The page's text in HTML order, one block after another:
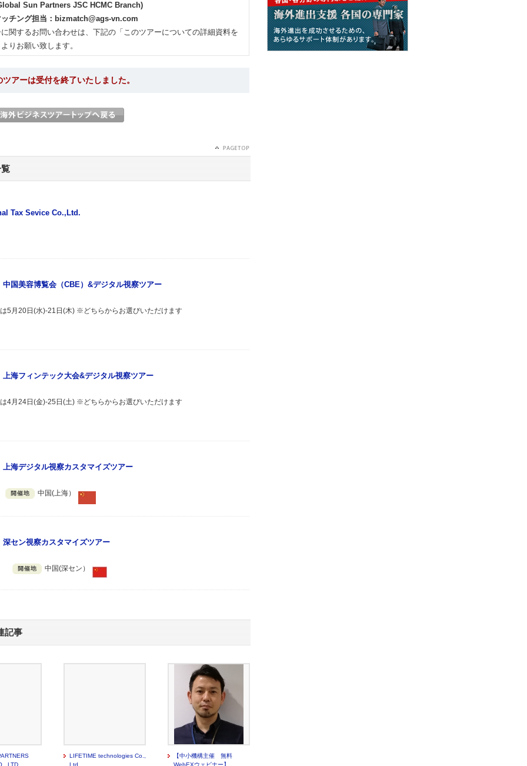
Sun Partners JSC HCMC Branch)
ッチング担当：bizmatch@ags-vn.com
関するお問い合わせは、下記の「このツアーについての詳細資料を
りお願い致します。
アーは受付を終了いたしました。
Tax Sevice Co.,Ltd.
国美容博覧会（CBE）&デジタル視察ツアー
5月20日(水)-21日(木) ※どちらからお選びいただけます
海フィンテック大会&デジタル視察ツアー
4月24日(金)-25日(土) ※どちらからお選びいただけます
海デジタル視察カスタマイズツアー
中国(上海）
セン視察カスタマイズツアー
中国(深セン）
記事
LTD.
LIFETIME technologies Co.,
Ltd
【中小機構主催 無料
WebEXウェビナー】